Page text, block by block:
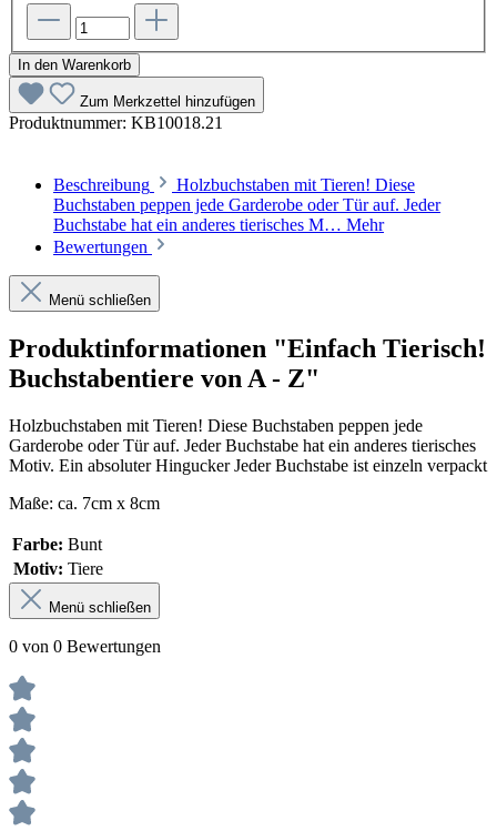
In den Warenkorb
Zum Merkzettel hinzufügen
Produktnummer: KB10018.21
Beschreibung
Holzbuchstaben mit Tieren! Diese
Buchstaben peppen jede Garderobe oder Tür auf. Jeder
Buchstabe hat ein anderes tierisches M… Mehr
Bewertungen
Menü schließen
Produktinformationen "Einfach Tierisch!
Buchstabentiere von A - Z"
Holzbuchstaben mit Tieren! Diese Buchstaben peppen jede
Garderobe oder Tür auf. Jeder Buchstabe hat ein anderes tierisches
Motiv. Ein absoluter Hingucker Jeder Buchstabe ist einzeln verpackt
Maße: ca. 7cm x 8cm
Farbe: Bunt
Motiv: Tiere
Menü schließen
0 von 0 Bewertungen